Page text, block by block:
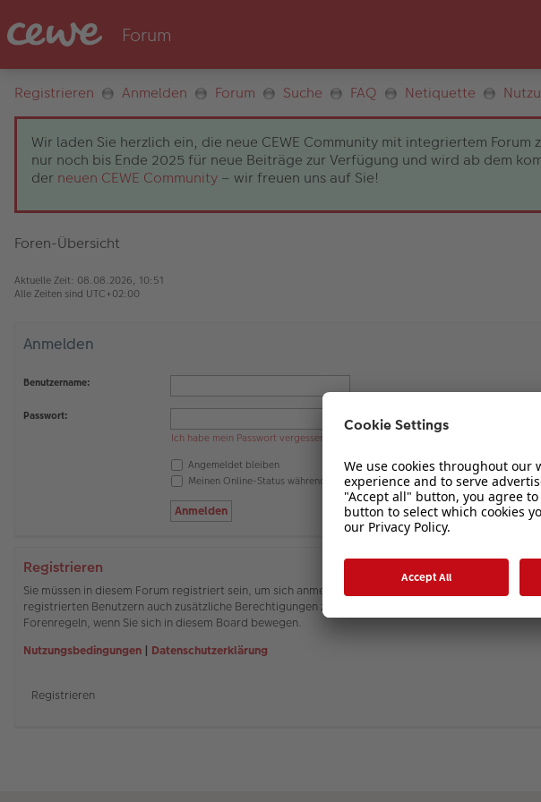
Registrieren Anmelden Forum Suche FAQ Netiquette
Wir laden Sie herzlich ein, die neue CEWE Community mit integriertem
nur noch bis Ende 2025 für neue Beiträge zur Verfügung und wird ab dem
der neuen CEWE Community – wir freuen uns auf Sie!
Foren-Übersicht
Aktuelle Zeit: 08.08.2026, 10:51
Alle Zeiten sind UTC+02:00
Anmelden
Benutzername:
Passwort:
Ich habe mein Passwort vergessen
Angemeldet bleiben
Meinen Online-Status während dieser Sitzung verbergen
Registrieren
Sie müssen in diesem Forum registriert sein, um sich anmelden zu können. Die Registrierung ist
registrierten Benutzern auch zusätzliche Berechtigungen zuweisen. Beachten Sie bitte unsere
Forenregeln, wenn Sie sich in diesem Board bewegen.
Nutzungsbedingungen | Datenschutzerklärung
Registrieren